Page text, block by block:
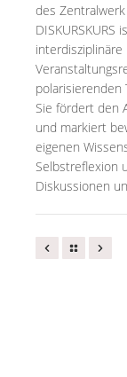
des Zentralwerk
DISKURSKURS
interdisziplinäre
polarisierenden
Sie fördert den
und markiert
eigenen
Selbstreflexion
Diskussionen